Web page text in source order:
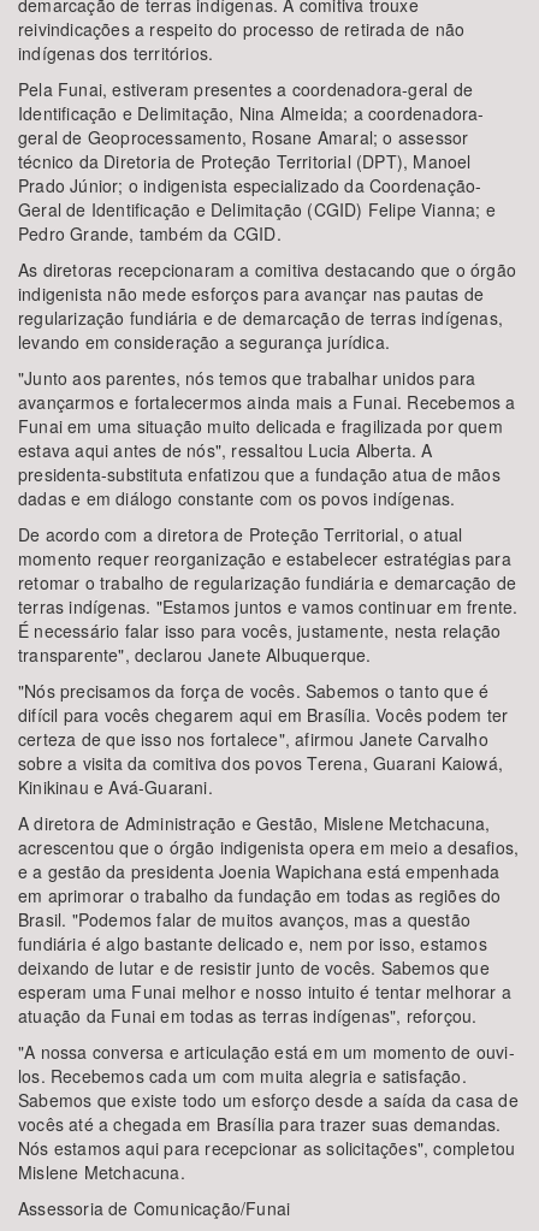
demarcação de terras indígenas. A comitiva trouxe
reivindicações a respeito do processo de retirada de não
indígenas dos territórios.
Pela Funai, estiveram presentes a coordenadora-geral de
Identificação e Delimitação, Nina Almeida; a coordenadora-
geral de Geoprocessamento, Rosane Amaral; o assessor
técnico da Diretoria de Proteção Territorial (DPT), Manoel
Prado Júnior; o indigenista especializado da Coordenação-
Geral de Identificação e Delimitação (CGID) Felipe Vianna; e
Pedro Grande, também da CGID.
As diretoras recepcionaram a comitiva destacando que o órgão
indigenista não mede esforços para avançar nas pautas de
regularização fundiária e de demarcação de terras indígenas,
levando em consideração a segurança jurídica.
"Junto aos parentes, nós temos que trabalhar unidos para
avançarmos e fortalecermos ainda mais a Funai. Recebemos a
Funai em uma situação muito delicada e fragilizada por quem
estava aqui antes de nós", ressaltou Lucia Alberta. A
presidenta-substituta enfatizou que a fundação atua de mãos
dadas e em diálogo constante com os povos indígenas.
De acordo com a diretora de Proteção Territorial, o atual
momento requer reorganização e estabelecer estratégias para
retomar o trabalho de regularização fundiária e demarcação de
terras indígenas. "Estamos juntos e vamos continuar em frente.
É necessário falar isso para vocês, justamente, nesta relação
transparente", declarou Janete Albuquerque.
"Nós precisamos da força de vocês. Sabemos o tanto que é
difícil para vocês chegarem aqui em Brasília. Vocês podem ter
certeza de que isso nos fortalece", afirmou Janete Carvalho
sobre a visita da comitiva dos povos Terena, Guarani Kaiowá,
Kinikinau e Avá-Guarani.
A diretora de Administração e Gestão, Mislene Metchacuna,
acrescentou que o órgão indigenista opera em meio a desafios,
e a gestão da presidenta Joenia Wapichana está empenhada
em aprimorar o trabalho da fundação em todas as regiões do
Brasil. "Podemos falar de muitos avanços, mas a questão
fundiária é algo bastante delicado e, nem por isso, estamos
deixando de lutar e de resistir junto de vocês. Sabemos que
esperam uma Funai melhor e nosso intuito é tentar melhorar a
atuação da Funai em todas as terras indígenas", reforçou.
"A nossa conversa e articulação está em um momento de ouvi-
los. Recebemos cada um com muita alegria e satisfação.
Sabemos que existe todo um esforço desde a saída da casa de
vocês até a chegada em Brasília para trazer suas demandas.
Nós estamos aqui para recepcionar as solicitações", completou
Mislene Metchacuna.
Assessoria de Comunicação/Funai